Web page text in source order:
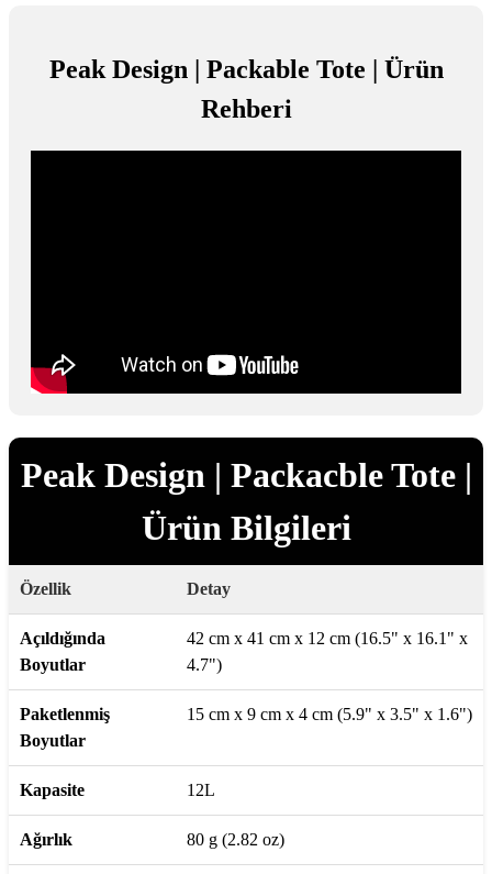
Peak Design | Packable Tote | Ürün
Rehberi
Peak Design | Packacble Tote |
Ürün Bilgileri
Özellik Detay
Açıldığında
Boyutlar
42 cm x 41 cm x 12 cm (16.5" x 16.1" x
4.7")
Paketlenmiş
Boyutlar
15 cm x 9 cm x 4 cm (5.9" x 3.5" x 1.6")
Kapasite 12L
Ağırlık 80 g (2.82 oz)